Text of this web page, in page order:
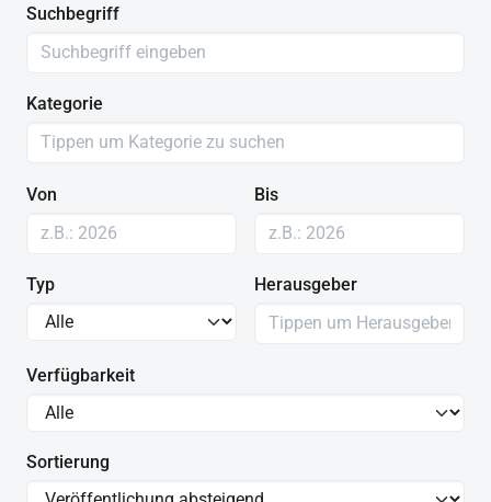
Suchbegriff
Kategorie
Von Bis
Typ Herausgeber
Verfügbarkeit
Sortierung